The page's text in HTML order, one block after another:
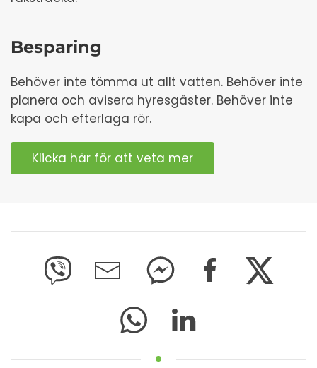
Besparing
Behöver inte tömma ut allt vatten. Behöver inte
planera och avisera hyresgäster. Behöver inte
kapa och efterlaga rör.
Klicka här för att veta mer